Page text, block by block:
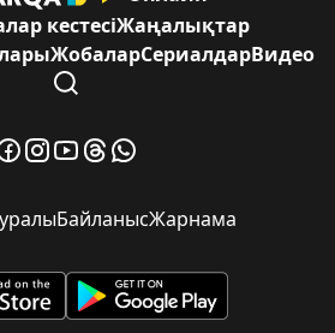
кестесіЖаңалықтар
ЖобаларСериалдарВидео
БайланысЖарнама